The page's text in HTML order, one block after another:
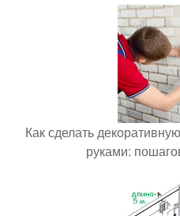
Как сделать
руками: